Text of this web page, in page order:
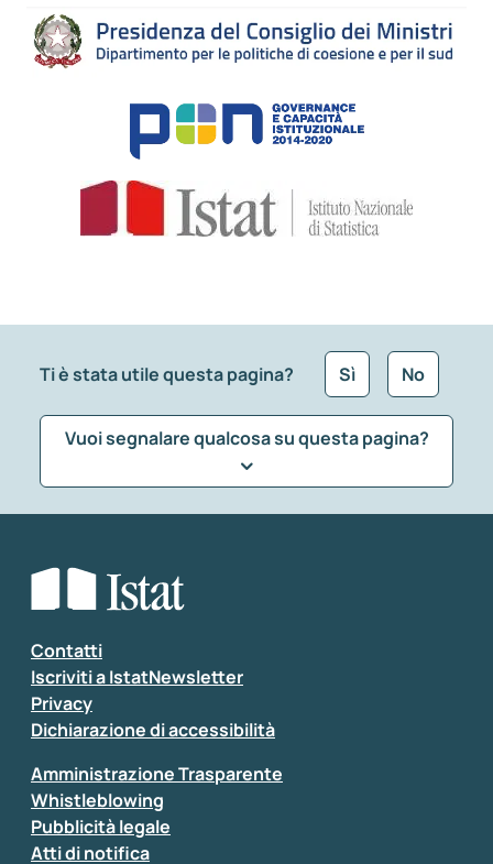
Ti è stata utile questa pagina? Sì No
Vuoi segnalare qualcosa su questa pagina?
Seleziona la tipologia della segnalazione
Inserisci il tuo commento
Contatti
Iscriviti a IstatNewsletter
Privacy
Dichiarazione di accessibilità
Amministrazione Trasparente
Whistleblowing
Pubblicità legale
Atti di notifica